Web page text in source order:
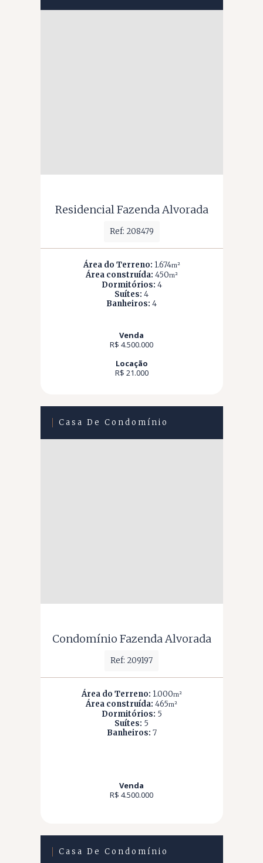
Residencial Fazenda Alvorada
Ref: 208479
Área do Terreno: 1.674m²
Área construída: 450m²
Dormitórios: 4
Suítes: 4
Banheiros: 4
Venda
R$ 4.500.000
Locação
R$ 21.000
Casa De Condomínio
Condomínio Fazenda Alvorada
Ref: 209197
Área do Terreno: 1.000m²
Área construída: 465m²
Dormitórios: 5
Suítes: 5
Banheiros: 7
Venda
R$ 4.500.000
Casa De Condomínio